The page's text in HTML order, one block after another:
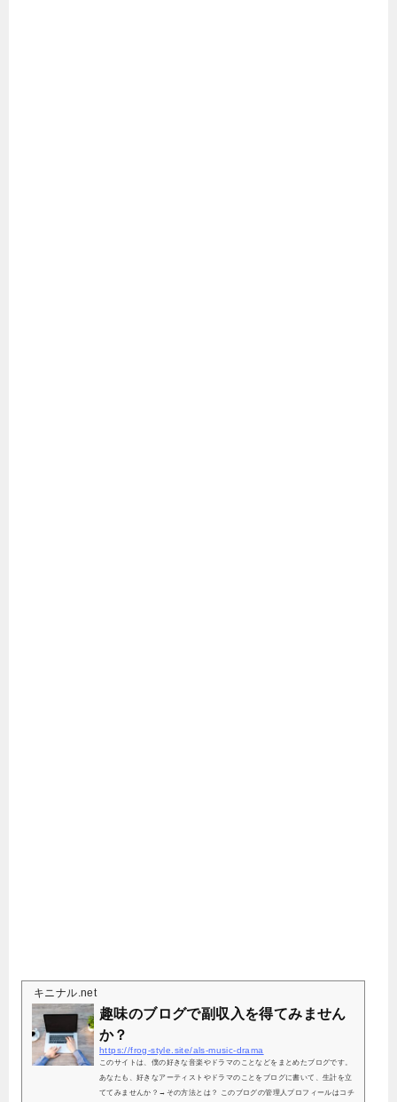
キニナル.net
趣味のブログで副収入を得てみません
か？
https://frog-style.site/als-music-drama
このサイトは、僕の好きな音楽やドラマのことなどをまとめたブログです。
あなたも、好きなアーティストやドラマのことをブログに書いて、生計を立
ててみませんか？→その方法とは？ このブログの管理人プロフィールはコチ